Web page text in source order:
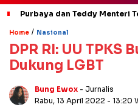
Purbaya dan Teddy Menteri
Home / Nasional
DPR RI: UU TPKS
Dukung LGBT
Bung Ewox - Jurnalis
Rabu, 13 April 2022 - 13:20